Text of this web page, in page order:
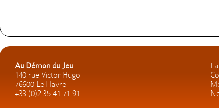
Au Démon du Jeu
140 rue Victor Hugo
76600 Le Havre
+33.(0)2.35.41.71.91